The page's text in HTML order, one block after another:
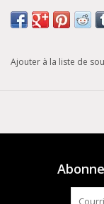
Ajouter à la liste de